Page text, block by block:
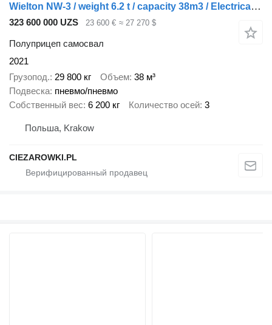
Wielton NW-3 / weight 6.2 t / capacity 38m3 / Electrically folded roof /
323 600 000 UZS 23 600 € ≈ 27 270 $
Полуприцеп самосвал
2021
Грузопод. 29 800 кг Объем 38 м³
Подвеска пневмо/пневмо
Собственный вес 6 200 кг Количество осей 3
Польша, Krakow
CIEZAROWKI.PL